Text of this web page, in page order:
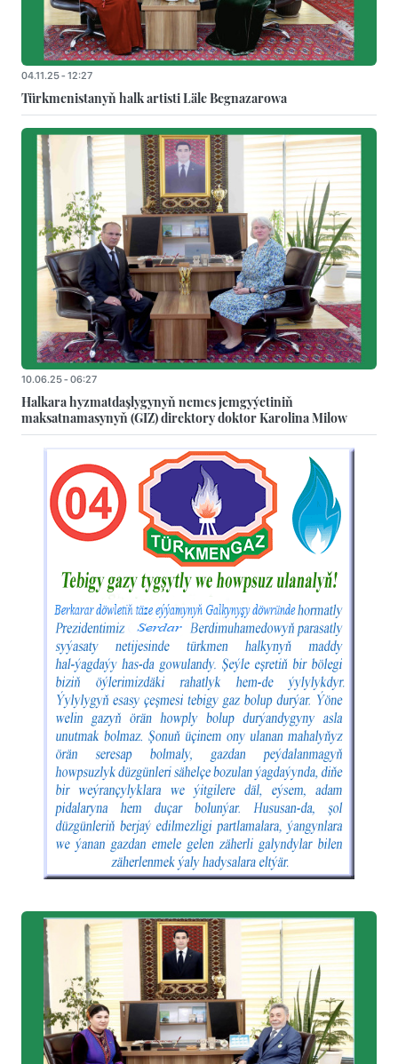
04.11.25 - 12:27
Türkmenistanyň halk artisti Läle Begnazarowa
10.06.25 - 06:27
Halkara hyzmatdaşlygynyň nemes jemgyýetiniň
maksatnamasynyň (GIZ) direktory doktor Karolina Milow